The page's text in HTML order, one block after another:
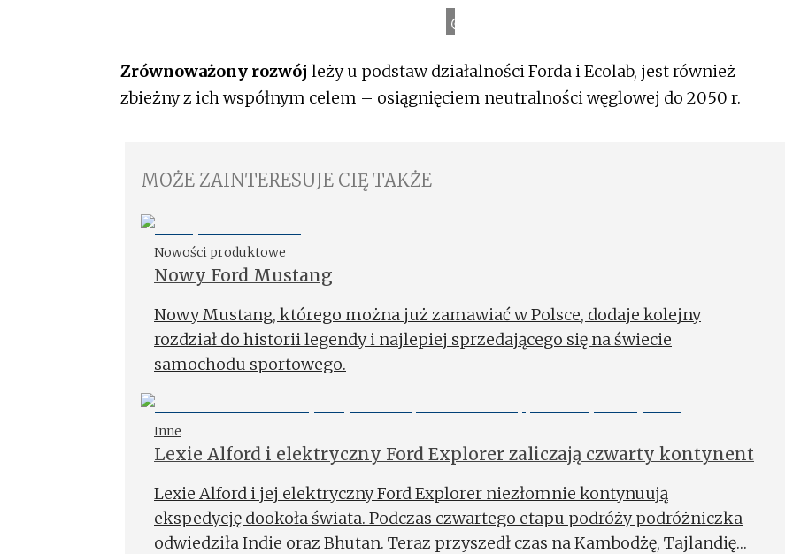
Zrównoważony rozwój leży u podstaw działalności Forda i Ecolab, jest również
zbieżny z ich współnym celem – osiągnięciem neutralności węglowej do 2050 r.
MOŻE ZAINTERESUJE CIĘ TAKŻE
Nowości produktowe
Nowy Ford Mustang
Nowy Mustang, którego można już zamawiać w Polsce, dodaje kolejny
rozdział do historii legendy i najlepiej sprzedającego się na świecie
samochodu sportowego.
Inne
Lexie Alford i elektryczny Ford Explorer zaliczają czwarty kontynent
Lexie Alford i jej elektryczny Ford Explorer niezłomnie kontynuują
ekspedycję dookoła świata. Podczas czwartego etapu podróży podróżniczka
odwiedziła Indie oraz Bhutan. Teraz przyszedł czas na Kambodżę, Tajlandię